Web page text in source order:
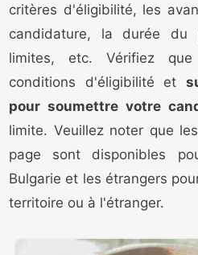
critères d'éligibilité, les
candidature, la durée du
limites, etc. Vérifiez
conditions d'éligibilité et
pour soumettre votre
limite. Veuillez noter que
page sont disponibles
Bulgarie et les étrangers
territoire ou à l'étranger.